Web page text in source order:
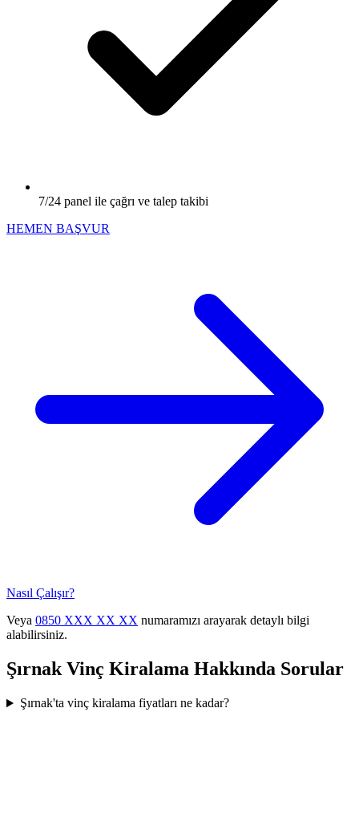
7/24 panel ile çağrı ve talep takibi
HEMEN BAŞVUR
Nasıl Çalışır?
Veya 0850 XXX XX XX numaramızı arayarak detaylı bilgi
alabilirsiniz.
Şırnak Vinç Kiralama Hakkında Sorular
Şırnak'ta vinç kiralama fiyatları ne kadar?